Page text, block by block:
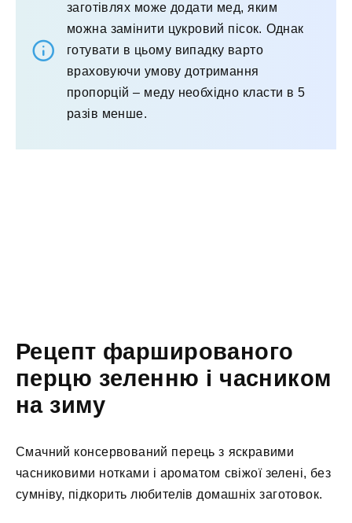
заготівлях може додати мед, яким
можна замінити цукровий пісок. Однак
готувати в цьому випадку варто
враховуючи умову дотримання
пропорцій – меду необхідно класти в 5
разів менше.
Рецепт фаршированого
перцю зеленню і часником
на зиму
Смачний консервований перець з яскравими
часниковими нотками і ароматом свіжої зелені, без
сумніву, підкорить любителів домашніх заготовок.